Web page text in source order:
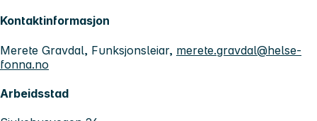
Kontaktinformasjon
Merete Gravdal, Funksjonsleiar, merete.gravdal@helse-
fonna.no
Arbeidsstad